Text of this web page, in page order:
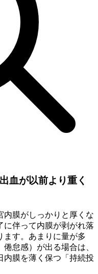
血が以前より重く
内膜がしっかりと厚くな
に伴って内膜が剥がれ落
ます。あまりに量が多
怠感）が出る場合は、
内膜を薄く保つ「持続投